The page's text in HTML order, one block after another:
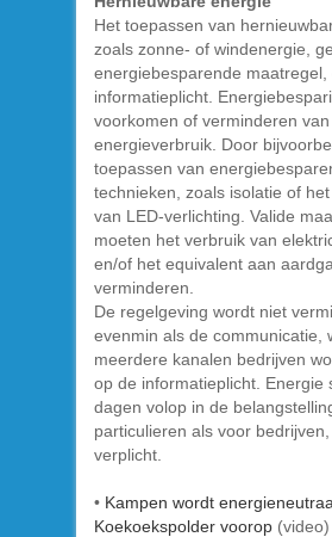
Het toepassen van
zoals zonne- of windenergie,
energiebesparende maatregel,
informatieplicht.
voorkomen of verminderen van
energieverbruik. Door
toepassen van
technieken, zoals isolatie of
van LED-verlichting. Valide
moeten het verbruik van
en/of het equivalent aan
verminderen.
De regelgeving wordt niet
evenmin als de communicatie,
meerdere kanalen bedrijven
op de informatieplicht. Energie
dagen volop in de
particulieren als voor
verplicht.
• Kampen wordt
Koekoekspolder voorop (video)